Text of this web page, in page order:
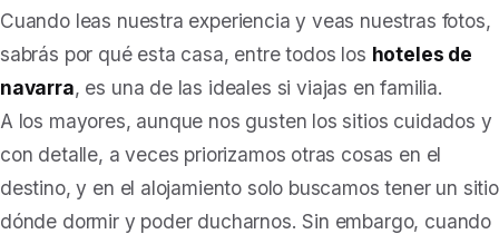
Cuando leas nuestra experiencia y veas nuestras fotos,
sabrás por qué esta casa, entre todos los hoteles de
navarra, es una de las ideales si viajas en familia.
A los mayores, aunque nos gusten los sitios cuidados y
con detalle, a veces priorizamos otras cosas en el
destino, y en el alojamiento solo buscamos tener un sitio
dónde dormir y poder ducharnos. Sin embargo, cuando